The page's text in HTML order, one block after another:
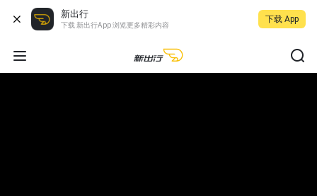
新出行
下载 新出行App 浏览更多精彩内容
下载 App